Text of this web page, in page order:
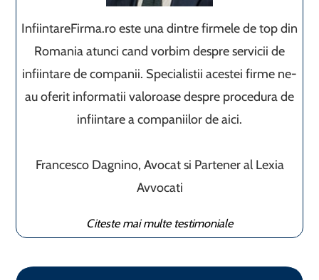
InfiintareFirma.ro este una dintre firmele de top din
Romania atunci cand vorbim despre servicii de
infiintare de companii. Specialistii acestei firme ne-
au oferit informatii valoroase despre procedura de
infiintare a companiilor de aici.
Francesco Dagnino, Avocat si Partener al Lexia
Avvocati
Citeste mai multe testimoniale